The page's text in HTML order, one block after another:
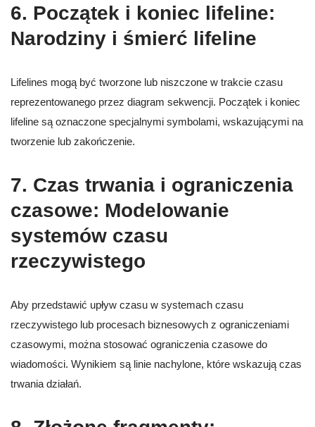
6. Początek i koniec lifeline:
Narodziny i śmierć lifeline
Lifelines mogą być tworzone lub niszczone w trakcie czasu
reprezentowanego przez diagram sekwencji. Początek i koniec
lifeline są oznaczone specjalnymi symbolami, wskazującymi na
tworzenie lub zakończenie.
7. Czas trwania i ograniczenia
czasowe: Modelowanie
systemów czasu
rzeczywistego
Aby przedstawić upływ czasu w systemach czasu
rzeczywistego lub procesach biznesowych z ograniczeniami
czasowymi, można stosować ograniczenia czasowe do
wiadomości. Wynikiem są linie nachylone, które wskazują czas
trwania działań.